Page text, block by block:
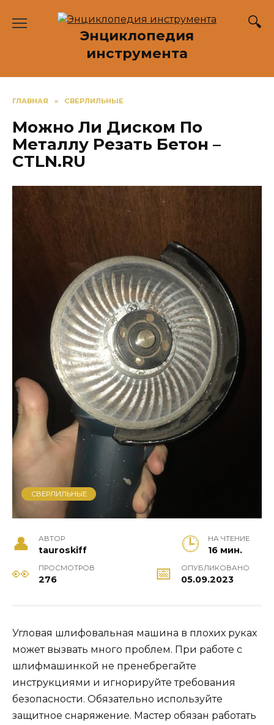
Энциклопедия
инструмента
ГЛАВНАЯ » СВЕРЛИЛЬНЫЕ
Можно Ли Диском По
Металлу Резать Бетон –
CTLN.RU
СВЕРЛИЛЬНЫЕ
АВТОР
tauroskiff
НА ЧТЕНИЕ
16 мин.
ПРОСМОТРОВ
276
ОПУБЛИКОВАНО
05.09.2023
Угловая шлифовальная машина в плохих руках
может вызвать много проблем. При работе с
шлифмашинкой не пренебрегайте
инструкциями и игнорируйте требования
безопасности. Обязательно используйте
защитное снаряжение. Мастер обязан работать